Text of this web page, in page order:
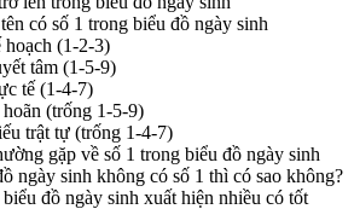
có số 1 trong biểu đồ ngày sinh
(1-2-3)
tâm (1-5-9)
tế (1-4-7)
(trống 1-5-9)
trật tự (trống 1-4-7)
gặp về số 1 trong biểu đồ ngày sinh
ngày sinh không có số 1 thì có sao không?
đồ ngày sinh xuất hiện nhiều có tốt